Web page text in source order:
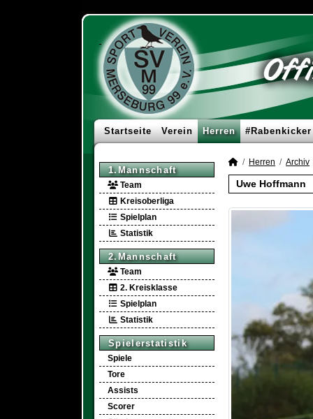
Startseite Verein Herren #Rabenkicker
1.Mannschaft
Team
Kreisoberliga
Spielplan
Statistik
2.Mannschaft
Team
2. Kreisklasse
Spielplan
Statistik
Spielerstatistik
Spiele
Tore
Assists
Scorer
Herren Archiv
Uwe Hoffmann